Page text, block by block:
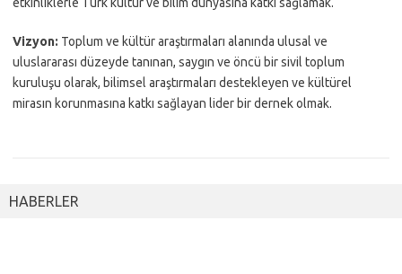
Vizyon: Toplum ve kültür araştırmaları alanında ulusal ve
uluslararası düzeyde tanınan, saygın ve öncü bir sivil toplum
kuruluşu olarak, bilimsel araştırmaları destekleyen ve kültürel
mirasın korunmasına katkı sağlayan lider bir dernek olmak.
HABERLER